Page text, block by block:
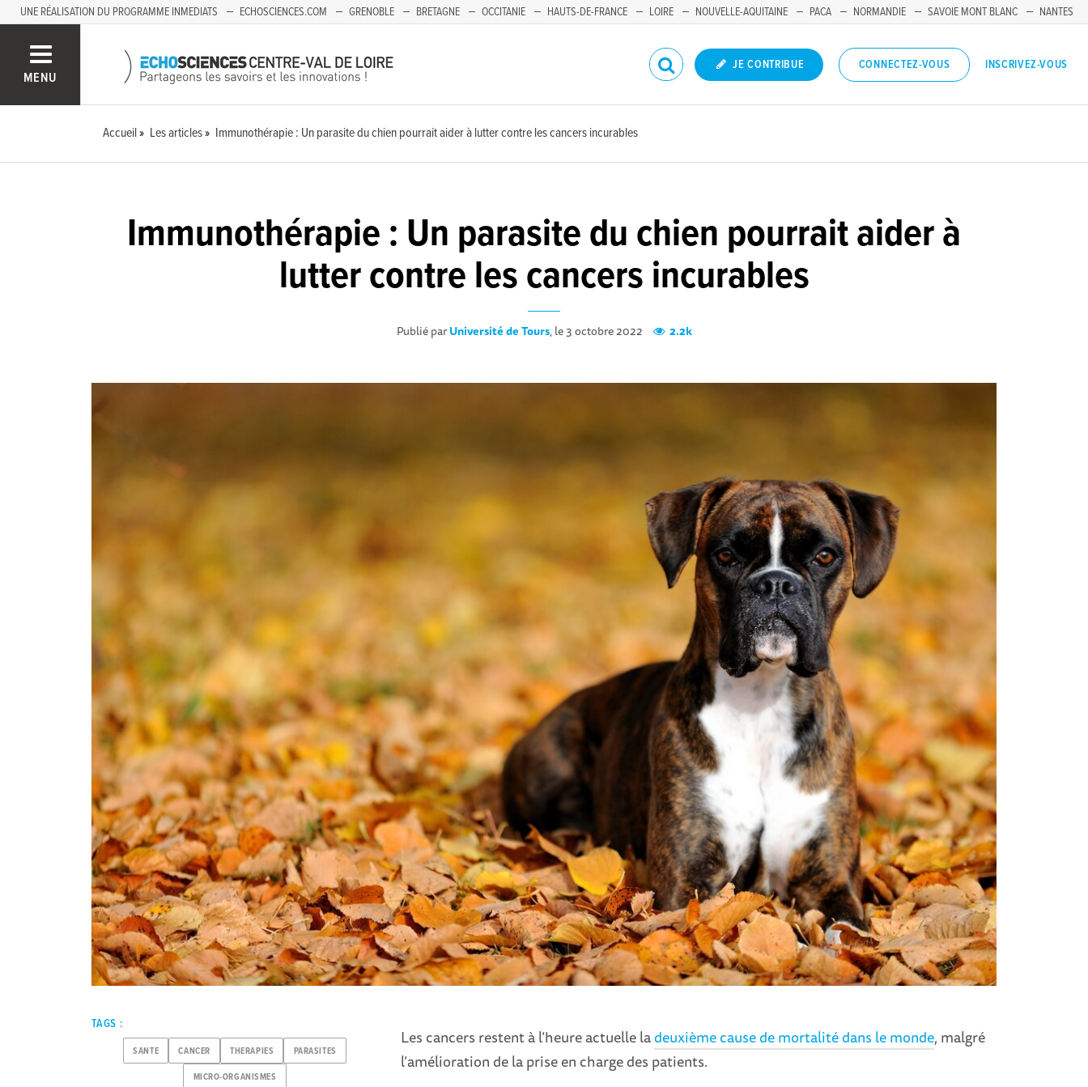
UNE RÉALISATION DU PROGRAMME INMEDIATS ECHOSCIENCES.COM GRENOBLE BRETAGNE OCCITANIE HAUTS-DE-FRANCE LOIRE NOUVELLE-AQUITAINE PACA NORMANDIE SAVOIE MONT BLANC
NANTES
MENU
JE CONTRIBUE CONNECTEZ-VOUS INSCRIVEZ-VOUS
Accueil Les articles Immunothérapie : Un parasite du chien pourrait aider à lutter contre les cancers incurables
Immunothérapie : Un parasite du chien pourrait aider à
lutter contre les cancers incurables
Publié parUniversité de Tours, le 3 octobre 2022 2.2k
Les cancers restent à l’heure actuelle ladeuxième cause de mortalité dans le monde, malgré
l’amélioration de la prise en charge des patients.
TAGS :
SANTE CANCER THERAPIES PARASITES
MICRO-ORGANISMES